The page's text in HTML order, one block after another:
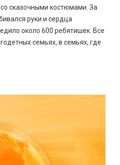
сказочными костюмами. За
руки и сердца
около 600 ребятишек. Все
семьях, в семьях, где